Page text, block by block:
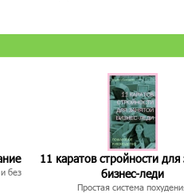
без
11 каратов стройности для
бизнес-леди
Простая система